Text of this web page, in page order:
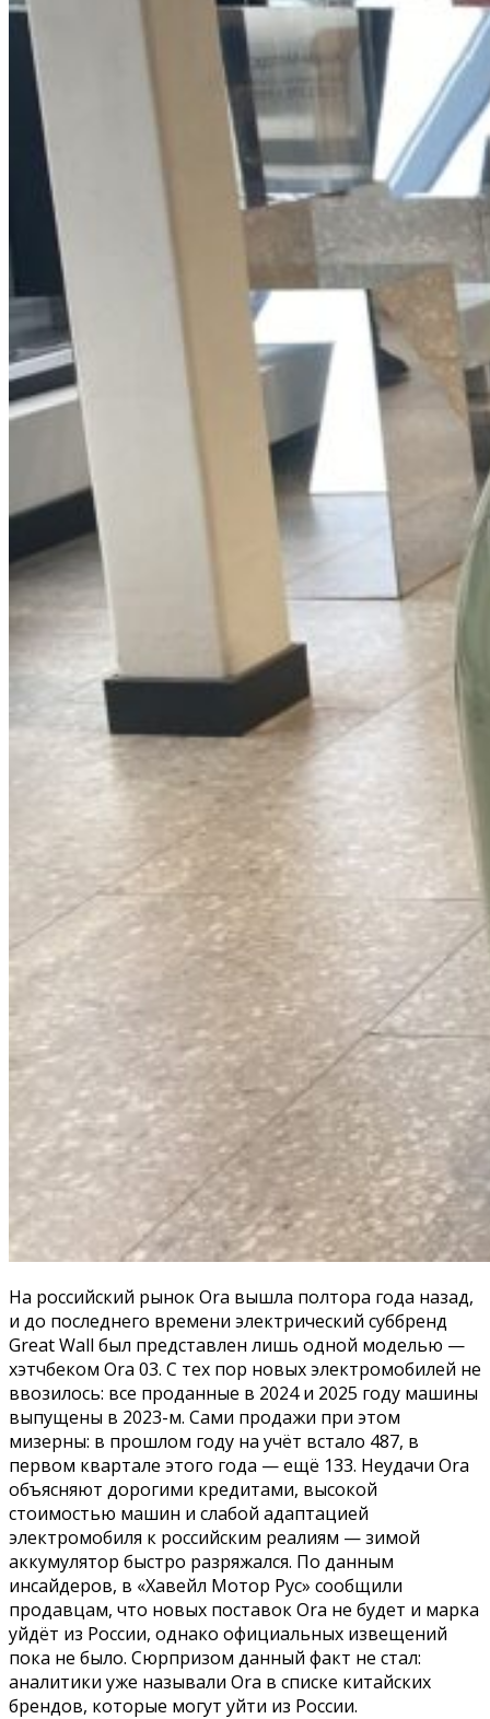
На российский рынок Ora вышла полтора года назад,
и до последнего времени электрический суббренд
Great Wall был представлен лишь одной моделью —
хэтчбеком Ora 03. С тех пор новых электромобилей не
ввозилось: все проданные в 2024 и 2025 году машины
выпущены в 2023-м. Сами продажи при этом
мизерны: в прошлом году на учёт встало 487, в
первом квартале этого года — ещё 133. Неудачи Ora
объясняют дорогими кредитами, высокой
стоимостью машин и слабой адаптацией
электромобиля к российским реалиям — зимой
аккумулятор быстро разряжался. По данным
инсайдеров, в «Хавейл Мотор Рус» сообщили
продавцам, что новых поставок Ora не будет и марка
уйдёт из России, однако официальных извещений
пока не было. Сюрпризом данный факт не стал:
аналитики уже называли Ora в списке китайских
брендов, которые могут уйти из России.